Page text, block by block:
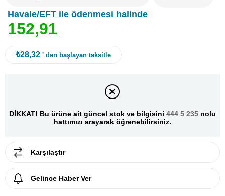
Havale/EFT ile ödenmesi halinde
152,91
₺28,32 ' den başlayan taksitle
DİKKAT! Bu ürüne ait güncel stok ve bilgisini 444 5 235 nolu
hattımızı arayarak öğrenebilirsiniz.
Karşılaştır
Gelince Haber Ver